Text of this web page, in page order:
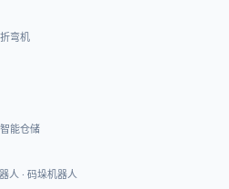
弯机
能仓储
人 · 码垛机器人